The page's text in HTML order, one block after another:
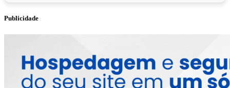
Publicidade